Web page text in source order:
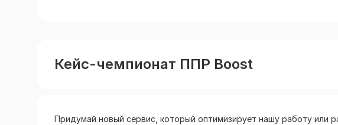
Кейс-чемпионат ППР Boost
Придумай новый сервис, который оптимизирует нашу работу или